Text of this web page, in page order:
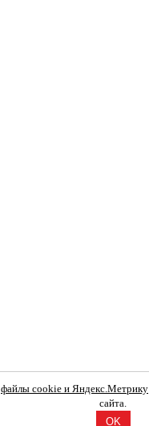
файлы cookie и Яндекс.Метрику
сайта.
OK